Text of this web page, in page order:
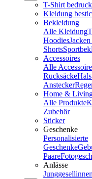
T-Shirt
Kleidung
Bekleidung
Alle Kleidung
Hoodies
Shorts
Accessoires
Alle
Rucksäcke
Anstecker
Home &
Alle Produkte
Zubehör
Sticker
Geschenke
Personalisierte
Geschenke
Paare
Anlässe